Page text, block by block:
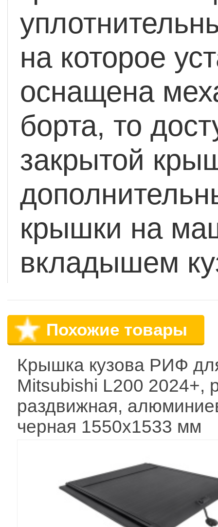
на которое
оснащена
борта, то
закрытой
крышки на
вкладышем
Похожие товары
Крышка кузова РИФ
Mitsubishi L200 2024+,
раздвижная,
черная 1550x1533 мм